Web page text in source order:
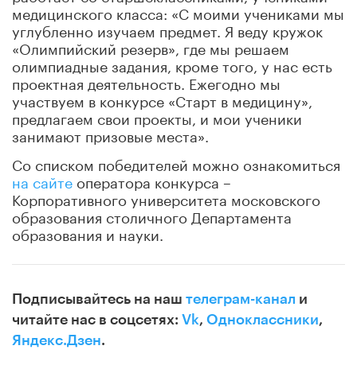
медицинского класса: «С моими учениками мы
углубленно изучаем предмет. Я веду кружок
«Олимпийский резерв», где мы решаем
олимпиадные задания, кроме того, у нас есть
проектная деятельность. Ежегодно мы
участвуем в конкурсе «Старт в медицину»,
предлагаем свои проекты, и мои ученики
занимают призовые места».
Со списком победителей можно ознакомиться
на сайте оператора конкурса –
Корпоративного университета московского
образования столичного Департамента
образования и науки.
Подписывайтесь на наш телеграм-канал и
читайте нас в соцсетях: Vk, Одноклассники,
Яндекс.Дзен.